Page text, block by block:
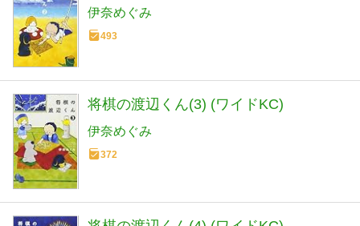
伊奈めぐみ
493
将棋の渡辺くん(3) (ワイドKC)
伊奈めぐみ
372